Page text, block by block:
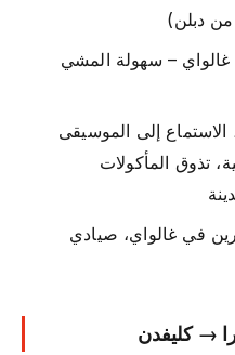
– سهولة المشي
إلى الموسيقى
تذوق المأكولات
في غالواي، صيادي
→ كليفدن